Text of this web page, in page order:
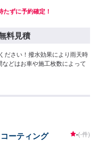
たずに予約確定！
料見積
ださい！撥水効果により雨天時
どはお車や施工枚数によって
ーティング -(-件)